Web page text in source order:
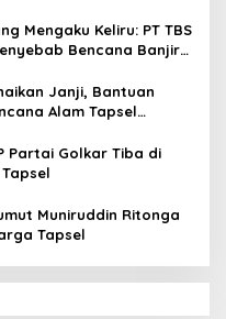
Mengaku Keliru: PT TBS
Bencana Banjir
Janji, Bantuan
Alam Tapsel
Partai Golkar Tiba di
Muniruddin Ritonga
Tapsel